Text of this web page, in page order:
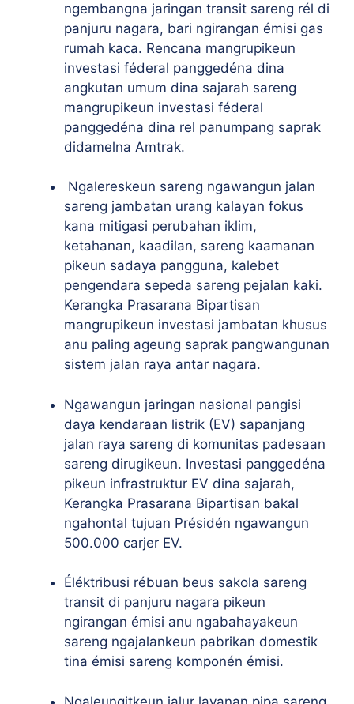
ngembangna jaringan transit sareng rél di
panjuru nagara, bari ngirangan émisi gas
rumah kaca. Rencana mangrupikeun
investasi féderal panggedéna dina
angkutan umum dina sajarah sareng
mangrupikeun investasi féderal
panggedéna dina rel panumpang saprak
didamelna Amtrak.
Ngalereskeun sareng ngawangun jalan
sareng jambatan urang kalayan fokus
kana mitigasi perubahan iklim,
ketahanan, kaadilan, sareng kaamanan
pikeun sadaya pangguna, kalebet
pengendara sepeda sareng pejalan kaki.
Kerangka Prasarana Bipartisan
mangrupikeun investasi jambatan khusus
anu paling ageung saprak pangwangunan
sistem jalan raya antar nagara.
Ngawangun jaringan nasional pangisi
daya kendaraan listrik (EV) sapanjang
jalan raya sareng di komunitas padesaan
sareng dirugikeun. Investasi panggedéna
pikeun infrastruktur EV dina sajarah,
Kerangka Prasarana Bipartisan bakal
ngahontal tujuan Présidén ngawangun
500.000 carjer EV.
Éléktribusi rébuan beus sakola sareng
transit di panjuru nagara pikeun
ngirangan émisi anu ngabahayakeun
sareng ngajalankeun pabrikan domestik
tina émisi sareng komponén émisi.